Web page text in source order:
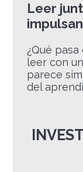
Leer
¿Qué
leer con
parece
del